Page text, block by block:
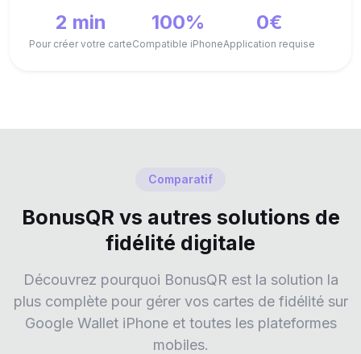
2 min
Pour créer votre carte
100%
Compatible iPhone
0€
Application requise
Comparatif
BonusQR vs autres solutions de
fidélité digitale
Découvrez pourquoi BonusQR est la solution la
plus complète pour gérer vos cartes de fidélité sur
Google Wallet iPhone et toutes les plateformes
mobiles.